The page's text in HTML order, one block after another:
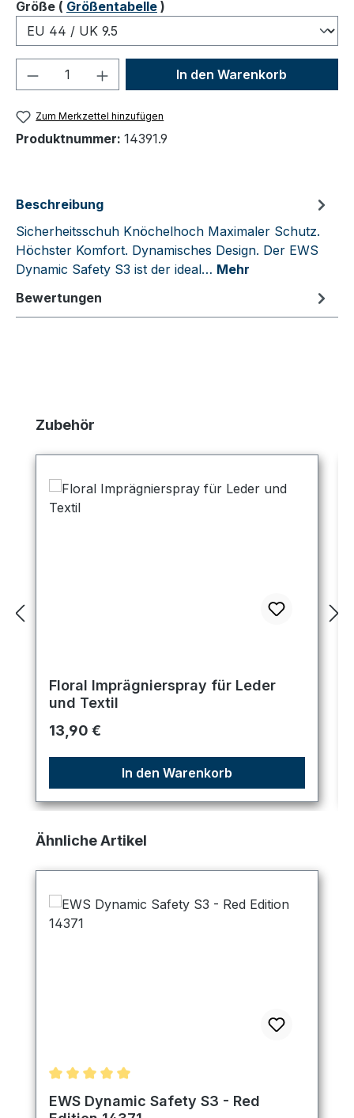
Größeauswählen
( Größentabelle )
Produkt Anzahl: Gib denIn den Warenkorb
Zum Merkzettel hinzufügen
Produktnummer: 14391.9
Beschreibung
Sicherheitsschuh Knöchelhoch Maximaler Schutz.
Höchster Komfort. Dynamisches Design. Der EWS
Dynamic Safety S3 ist der ideal… Mehr
Bewertungen
Produktgalerie überspringen
Zubehör
Floral Imprägnierspray für Leder
und Textil
Regulärer Preis:
13,90 €
In den Warenkorb
Produktgalerie überspringen
Ähnliche Artikel
Durchschnittliche Bewertung von 5 von 5 Sternen
EWS Dynamic Safety S3 - Red